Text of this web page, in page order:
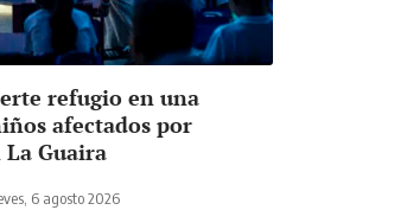
refugio en una
afectados por
Guaira
6 agosto 2026